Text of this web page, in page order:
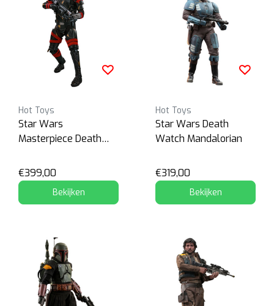
Hot Toys
Star Wars
Masterpiece Death
€399,00
Bekijken
Hot Toys
Star Wars Death
Watch Mandalorian
€319,00
Bekijken